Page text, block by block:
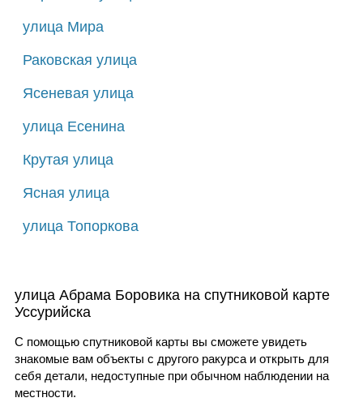
улица Мира
Раковская улица
Ясеневая улица
улица Есенина
Крутая улица
Ясная улица
улица Топоркова
улица Абрама Боровика на спутниковой карте
Уссурийска
С помощью спутниковой карты вы сможете увидеть
знакомые вам объекты с другого ракурса и открыть для
себя детали, недоступные при обычном наблюдении на
местности.